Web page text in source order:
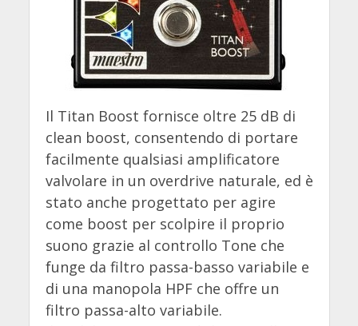
Il Titan Boost fornisce oltre 25 dB di
clean boost, consentendo di portare
facilmente qualsiasi amplificatore
valvolare in un overdrive naturale, ed è
stato anche progettato per agire
come boost per scolpire il proprio
suono grazie al controllo Tone che
funge da filtro passa-basso variabile e
di una manopola HPF che offre un
filtro passa-alto variabile.